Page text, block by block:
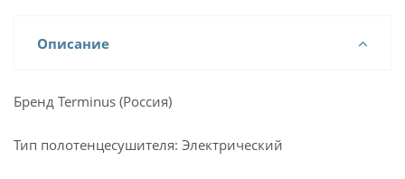
Описание
Бренд Terminus (Россия)
Тип полотенцесушителя: Электрический